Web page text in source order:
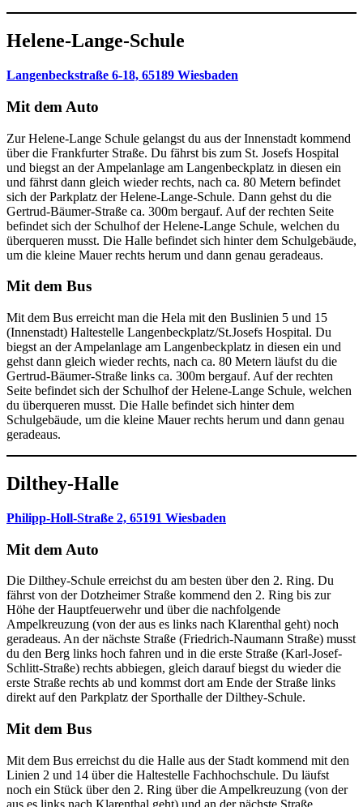
Helene-Lange-Schule
Langenbeckstraße 6-18, 65189 Wiesbaden
Mit dem Auto
Zur Helene-Lange Schule gelangst du aus der Innenstadt kommend
über die Frankfurter Straße. Du fährst bis zum St. Josefs Hospital
und biegst an der Ampelanlage am Langenbeckplatz in diesen ein
und fährst dann gleich wieder rechts, nach ca. 80 Metern befindet
sich der Parkplatz der Helene-Lange-Schule. Dann gehst du die
Gertrud-Bäumer-Straße ca. 300m bergauf. Auf der rechten Seite
befindet sich der Schulhof der Helene-Lange Schule, welchen du
überqueren musst. Die Halle befindet sich hinter dem Schulgebäude,
um die kleine Mauer rechts herum und dann genau geradeaus.
Mit dem Bus
Mit dem Bus erreicht man die Hela mit den Buslinien 5 und 15
(Innenstadt) Haltestelle Langenbeckplatz/St.Josefs Hospital. Du
biegst an der Ampelanlage am Langenbeckplatz in diesen ein und
gehst dann gleich wieder rechts, nach ca. 80 Metern läufst du die
Gertrud-Bäumer-Straße links ca. 300m bergauf. Auf der rechten
Seite befindet sich der Schulhof der Helene-Lange Schule, welchen
du überqueren musst. Die Halle befindet sich hinter dem
Schulgebäude, um die kleine Mauer rechts herum und dann genau
geradeaus.
Dilthey-Halle
Philipp-Holl-Straße 2, 65191 Wiesbaden
Mit dem Auto
Die Dilthey-Schule erreichst du am besten über den 2. Ring. Du
fährst von der Dotzheimer Straße kommend den 2. Ring bis zur
Höhe der Hauptfeuerwehr und über die nachfolgende
Ampelkreuzung (von der aus es links nach Klarenthal geht) noch
geradeaus. An der nächste Straße (Friedrich-Naumann Straße) musst
du den Berg links hoch fahren und in die erste Straße (Karl-Josef-
Schlitt-Straße) rechts abbiegen, gleich darauf biegst du wieder die
erste Straße rechts ab und kommst dort am Ende der Straße links
direkt auf den Parkplatz der Sporthalle der Dilthey-Schule.
Mit dem Bus
Mit dem Bus erreichst du die Halle aus der Stadt kommend mit den
Linien 2 und 14 über die Haltestelle Fachhochschule. Du läufst
noch ein Stück über den 2. Ring über die Ampelkreuzung (von der
aus es links nach Klarenthal geht) und an der nächste Straße